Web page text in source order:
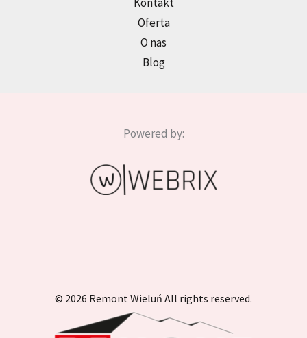
Oferta
O nas
Blog
Powered by:
© 2026 Remont Wieluń All rights reserved.